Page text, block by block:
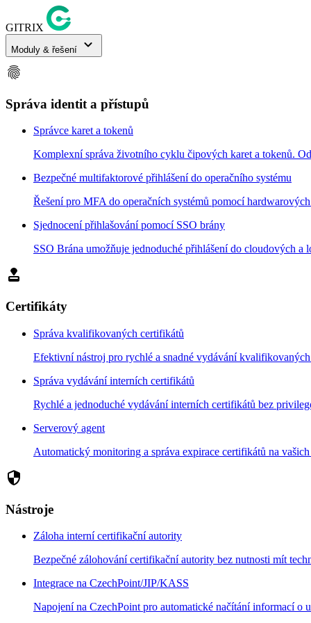
GITRIX
Moduly & řešení
expand_more
fingerprint
Správa identit a přístupů
Správce karet a tokenů
Komplexní správa životního cyklu čipových karet a tokenů.
Bezpečné multifaktorové přihlášení do operačního systému
Řešení pro MFA do operačních systémů pomocí
Sjednocení přihlašování pomocí SSO brány
SSO Brána umožňuje jednoduché přihlášení do cloudových
approval
Certifikáty
Správa kvalifikovaných certifikátů
Efektivní nástroj pro rychlé a snadné vydávání
Správa vydávání interních certifikátů
Rychlé a jednoduché vydávání interních certifikátů bez
Serverový agent
Automatický monitoring a správa expirace certifikátů na
security
Nástroje
Záloha interní certifikační autority
Bezpečné zálohování certifikační autority bez nutnosti mít
Integrace na CzechPoint/JIP/KASS
Napojení na CzechPoint pro automatické načítání informací